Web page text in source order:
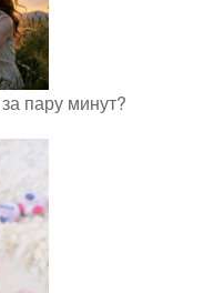
пару минут?